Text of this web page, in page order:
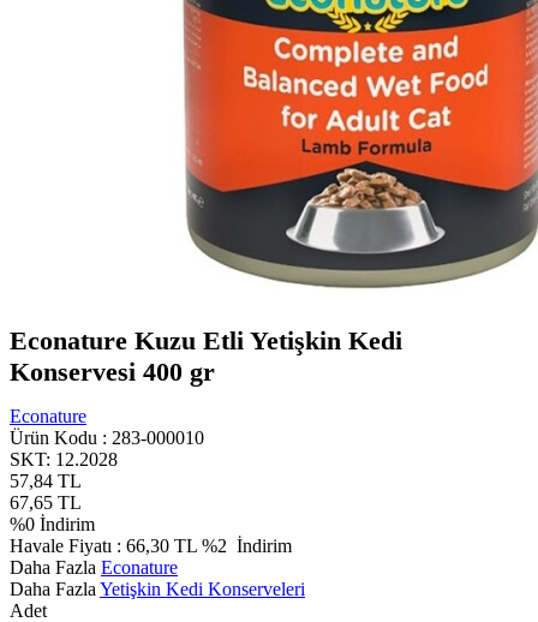
Econature Kuzu Etli Yetişkin Kedi
Konservesi 400 gr
Econature
Ürün Kodu : 283-000010
SKT: 12.2028
57,84 TL
67,65 TL
%0 İndirim
Havale Fiyatı : 66,30 TL %2 İndirim
Daha Fazla Econature
Daha Fazla Yetişkin Kedi Konserveleri
Adet